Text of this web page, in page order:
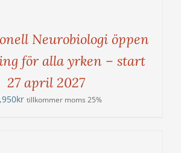
Neurobiologi öppen
för alla yrken – start
27 april 2027
kr tillkommer moms 25%